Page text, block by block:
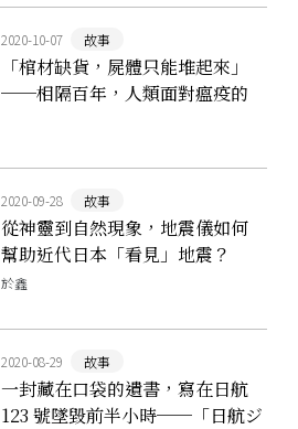
2020-10-07 故事
「棺材缺貨，屍體只能堆起來」
──相隔百年，人類面對瘟疫的
2020-09-28 故事
從神靈到自然現象，地震儀如何
幫助近代日本「看見」地震？
於鑫
2020-08-29 故事
一封藏在口袋的遺書，寫在日航
123 號墜毀前半小時──「日航ジ